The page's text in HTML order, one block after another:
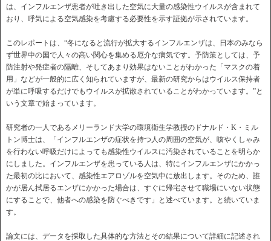
は、インフルエンザ患者が吐き出した空気に大量の感染性ウイルスが含まれて
おり、呼気による空気感染を考慮する必要性を示す証拠が示されています。
このレポートは、“冬になると流行が拡大するインフルエンザは、日本のみなら
ず世界中の国で人々の高い関心を集める厄介な病気です。予防策としては、予
防注射や発症者の隔離、そしてあまり効果はないことがわかった「マスクの着
用」などが一般的に広く知られていますが、最新の研究からはウイルス保持者
が単に呼吸するだけでもウイルスが拡散されていることがわかっています。”と
いう文章で始まっています。
研究者の一人であるメリーランド大学の環境衛生学教授のドナルド・K・ミル
トン博士は、「インフルエンザの症状を持つ人の周囲の空気が、咳やくしゃみ
を行わない呼吸だけによっても感染性ウイルスに汚染されていることを明らか
にしました。インフルエンザを患っている人は、特にインフルエンザにかかっ
た最初の比において、感染性エアロゾルを空気中に放出します。そのため、誰
かが居ん拭居るエンザにかかった場合は、すぐに帰宅させて職場にいない状態
にすることで、他者への感染を防ぐべきです」と述べています。と続いていま
す。
論文には、データを採取した具体的な方法とその結果について詳細に記述され